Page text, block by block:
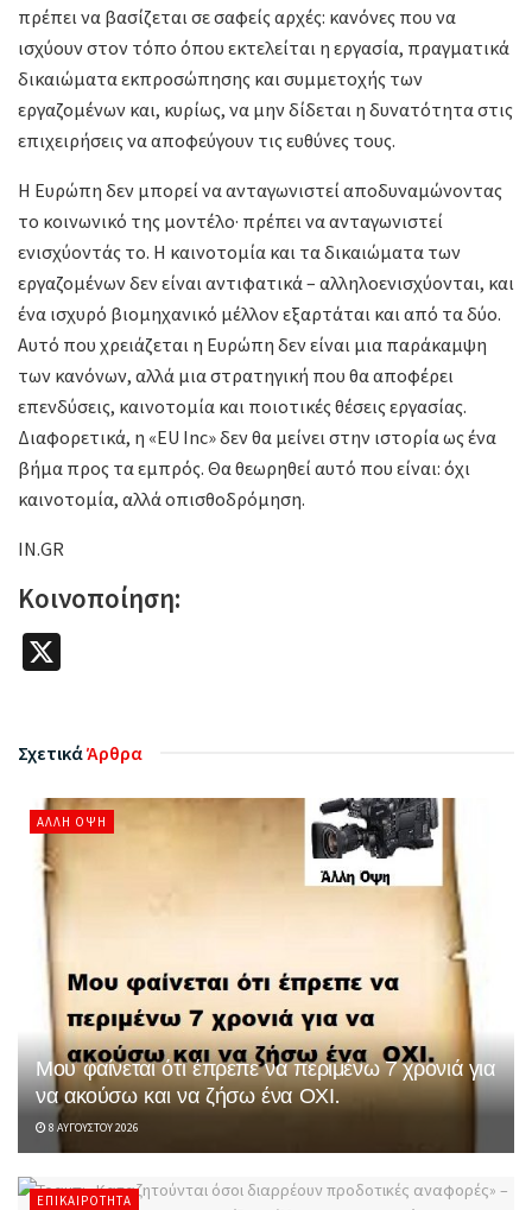
πρέπει να βασίζεται σε σαφείς αρχές: κανόνες που να
ισχύουν στον τόπο όπου εκτελείται η εργασία, πραγματικά
δικαιώματα εκπροσώπησης και συμμετοχής των
εργαζομένων και, κυρίως, να μην δίδεται η δυνατότητα στις
επιχειρήσεις να αποφεύγουν τις ευθύνες τους.
Η Ευρώπη δεν μπορεί να ανταγωνιστεί αποδυναμώνοντας
το κοινωνικό της μοντέλο· πρέπει να ανταγωνιστεί
ενισχύοντάς το. Η καινοτομία και τα δικαιώματα των
εργαζομένων δεν είναι αντιφατικά – αλληλοενισχύονται, και
ένα ισχυρό βιομηχανικό μέλλον εξαρτάται και από τα δύο.
Αυτό που χρειάζεται η Ευρώπη δεν είναι μια παράκαμψη
των κανόνων, αλλά μια στρατηγική που θα αποφέρει
επενδύσεις, καινοτομία και ποιοτικές θέσεις εργασίας.
Διαφορετικά, η «EU Inc» δεν θα μείνει στην ιστορία ως ένα
βήμα προς τα εμπρός. Θα θεωρηθεί αυτό που είναι: όχι
καινοτομία, αλλά οπισθοδρόμηση.
IN.GR
Κοινοποίηση:
ΣχετικάΆρθρα
ΆΛΛΗ ΌΨΗ
Μου φαίνεται ότι έπρεπε να περιμένω 7 χρονιά για
να ακούσω και να ζήσω ένα ΟΧΙ.
8 ΑΥΓΟΎΣΤΟΥ 2026
ΕΠΙΚΑΙΡΌΤΗΤΑ